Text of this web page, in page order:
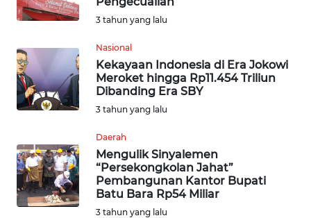
3 tahun yang lalu
Nasional
Kekayaan Indonesia di Era Jokowi
Meroket hingga Rp11.454 Triliun
Dibanding Era SBY
3 tahun yang lalu
Daerah
Mengulik Sinyalemen
“Persekongkolan Jahat”
Pembangunan Kantor Bupati
Batu Bara Rp54 Miliar
3 tahun yang lalu
NIAS
WN
LANGKAT
TAPANULI
SELATAN
WN